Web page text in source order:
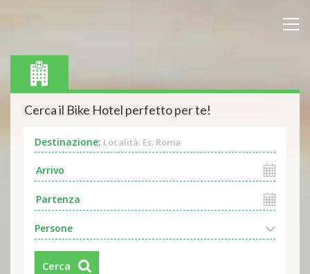
Cerca il Bike Hotel perfetto per te!
Destinazione: Località: Es. Roma
Persone
Cerca